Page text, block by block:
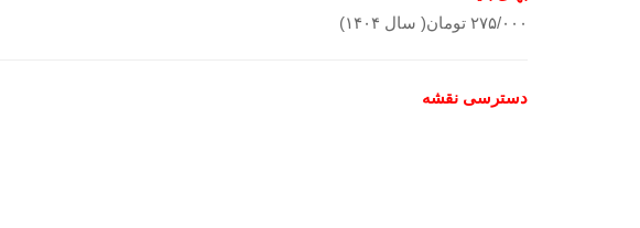
۲۷۵/۰۰۰ تومان( سال ۱۴۰۴)
دسترسی نقشه